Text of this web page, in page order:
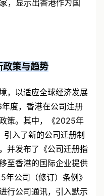
，显示出香港作为国
，以适应全球经济发展
度，香港在公司注册
策。其中，《2025年
引入了新的公司迁册制
并发布了《公司迁册指
至香港的国际企业提供
年公司（修订）条例》